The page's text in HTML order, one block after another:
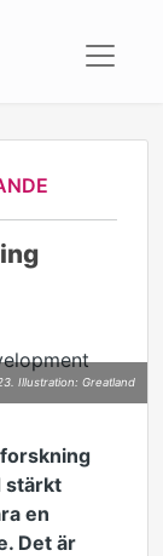
Illustration: Greatland
stärkt
en
Det är